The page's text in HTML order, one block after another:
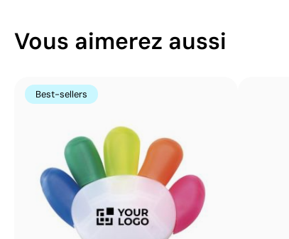
Vous aimerez aussi
Best-sellers